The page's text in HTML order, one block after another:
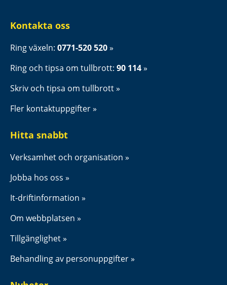
Kontakta oss
Ring växeln: 0771-520 520
Ring och tipsa om tullbrott: 90 114
Skriv och tipsa om tullbrott
Fler kontaktuppgifter
Hitta snabbt
Verksamhet och organisation
Jobba hos oss
It-driftinformation
Om webbplatsen
Tillgänglighet
Behandling av personuppgifter